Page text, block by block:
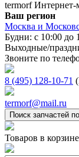
termorf Интернет-
Ваш регион
Москва и
Будни: с 10:00
Выходные/
Звоните по
8 (495) 128-10-71
termorf@mail.ru
Поиск запчастей
Товаров в